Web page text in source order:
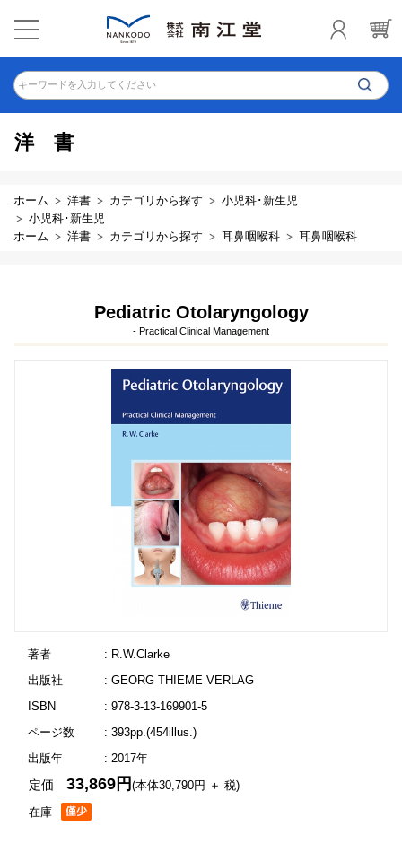
キーワードを入力してください
洋書
ホーム 洋書 カテゴリから探す
小児科･新生児
小児科･新生児
ホーム
洋書 カテゴリから探す 耳鼻咽喉科 耳鼻咽喉科
Pediatric Otolaryngology
- Practical Clinical Management
著者
: R.W.Clarke
出版社
: GEORG THIEME VERLAG
ISBN
: 978-3-13-169901-5
ページ数
: 393pp.(454illus.)
出版年
: 2017年
在庫
定価33,869円(本体30,790円 ＋ 税)